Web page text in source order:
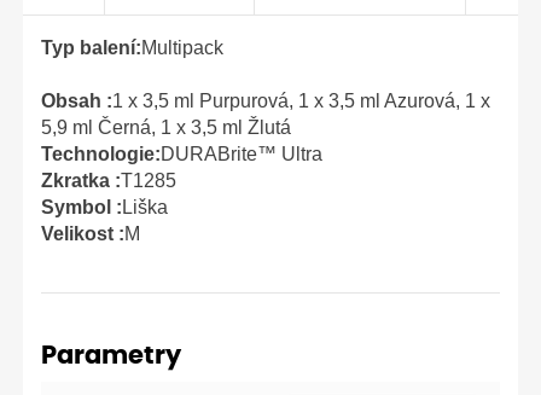
Typ balení:Multipack
Obsah :1 x 3,5 ml Purpurová, 1 x 3,5 ml Azurová, 1 x
5,9 ml Černá, 1 x 3,5 ml Žlutá
Technologie:DURABrite™ Ultra
Zkratka :T1285
Symbol :Liška
Velikost :M
Parametry